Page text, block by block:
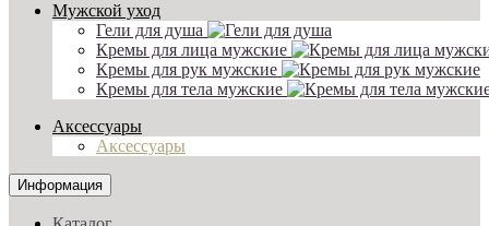
Мужской уход
Гели для душа
Кремы для лица мужские
Кремы для рук мужские
Кремы для тела мужские
Аксессуары
Аксессуары
Информация